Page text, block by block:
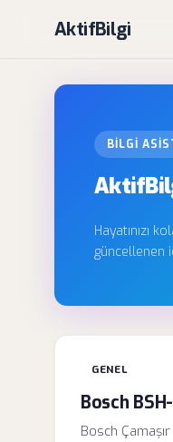
AktifBilgi
BILGI
Hayatınızı
güncellenen
GENEL
Bosch
Bosch